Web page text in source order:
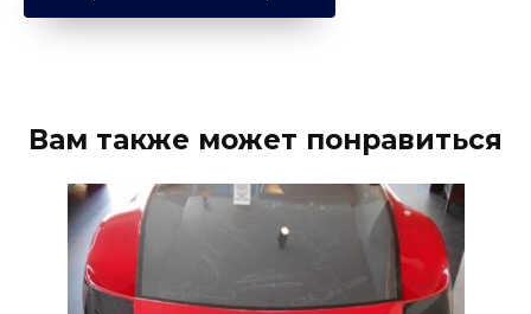
Вам также может понравиться